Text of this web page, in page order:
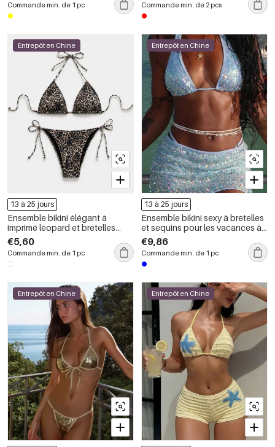
Commande min. de 1 pc Commande min. de 2 pcs
Entrepôt en Chine
13 à 25 jours
Ensemble bikini élégant à
imprimé léopard et bretelles
nouées
€5,60
Commande min. de 1 pc
Entrepôt en Chine
13 à 25 jours
Ensemble bikini sexy à bretelles
et sequins pour les vacances à
la plage
€9,86
Commande min. de 1 pc
Entrepôt en Chine Entrepôt en Chine